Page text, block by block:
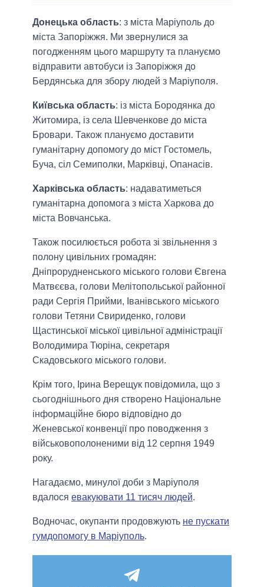
Донецька область: з міста Маріуполь до
міста Запоріжжя. Ми звернулися за
погодженням цього маршруту та плануємо
відправити автобуси із Запоріжжя до
Бердянська для збору людей з Маріуполя.
Київська область: із міста Бородянка до
Житомира, із села Шевченкове до міста
Бровари. Також плануємо доставити
гуманітарну допомогу до міст Гостомель,
Буча, сіл Семиполки, Марківці, Опанасів.
Харківська область: надаватиметься
гуманітарна допомога з міста Харкова до
міста Вовчанська.
Також посилюється робота зі звільнення з
полону цивільних громадян:
Дніпрорудненського міського голови Євгена
Матвєєва, голови Мелітопольської районної
ради Сергія Прийми, Іванівського міського
голови Тетяни Свириденко, голови
Щастинської міської цивільної адміністрації
Володимира Тюріна, секретаря
Скадовського міського голови.
Крім того, Ірина Верещук повідомила, що з
сьогоднішнього дня створено Національне
інформаційне бюро відповідно до
Женевської конвенції про поводження з
військовополоненими від 12 серпня 1949
року.
Нагадаємо, минулої доби з Маріуполя
вдалося евакуювати 11 тисяч людей.
Водночас, окупанти продовжують не пускати
гумдопомогу в Маріуполь.